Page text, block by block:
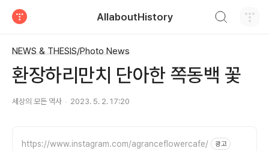
AllaboutHistory
NEWS & THESIS/Photo News
환장하리만치 단아한 쪽동백 꽃
세상의 모든 역사 2023. 5. 2. 17:20
https://www.instagram.com/agranceflowercafe/ 광고